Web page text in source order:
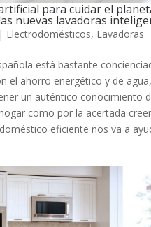
para cuidar el
nuevas lavadoras
| Electrodomésticos, Lavadoras
está bastante
el ahorro energético y de
un auténtico conocimiento
como por la acertada
eficiente nos va a